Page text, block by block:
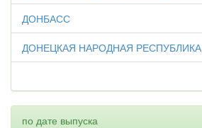
ДОНБАСС
ДОНЕЦКАЯ НАРОДНАЯ РЕСПУБЛИКА
по дате выпуска